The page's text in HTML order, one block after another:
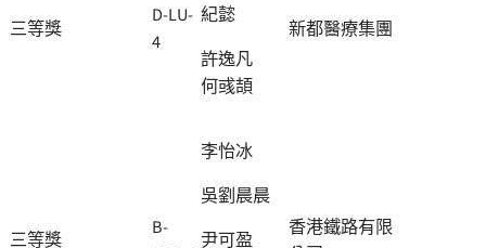
三等獎
D-LU-
4
紀懿
許逸凡
何彧頡
新都醫療集團
三等獎
B-
李怡冰
吳劉晨晨
尹可盈
香港鐵路有限